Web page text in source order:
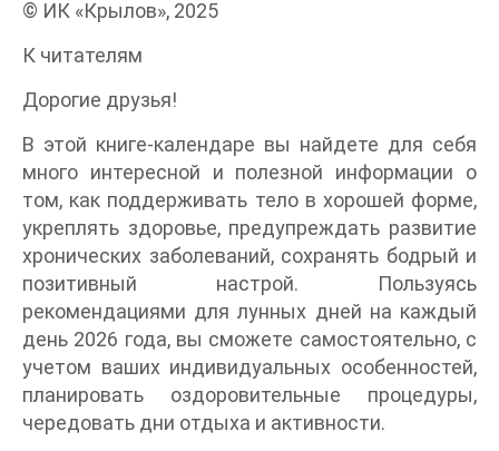
© ИК «Крылов», 2025
К читателям
Дорогие друзья!
В этой книге-календаре вы найдете для себя
много интересной и полезной информации о
том, как поддерживать тело в хорошей форме,
укреплять здоровье, предупреждать развитие
хронических заболеваний, сохранять бодрый и
позитивный настрой. Пользуясь
рекомендациями для лунных дней на каждый
день 2026 года, вы сможете самостоятельно, с
учетом ваших индивидуальных особенностей,
планировать оздоровительные процедуры,
чередовать дни отдыха и активности.